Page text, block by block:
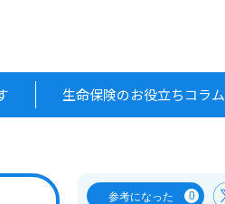
生命保険のお役立ちコラム
参考になった 0